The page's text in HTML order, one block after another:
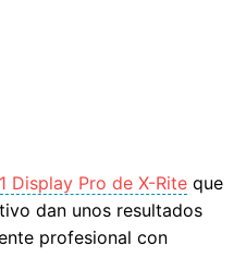
Display Pro de X-Rite que
dan unos resultados
profesional con